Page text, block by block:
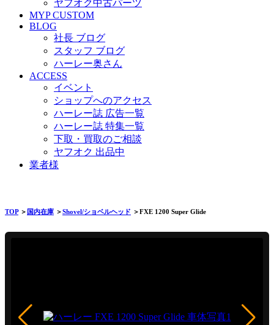
ヤフオク中古パーツ
MYP CUSTOM
BLOG
社長 ブログ
スタッフ ブログ
ハーレー奥さん
ACCESS
イベント
ショップへのアクセス
ハーレー誌 広告一覧
ハーレー誌 特集一覧
下取・買取のご相談
ヤフオク 出品中
業者様
TOP＞ 国内在庫 ＞Shovel/ショベルヘッド ＞FXE 1200 Super Glide